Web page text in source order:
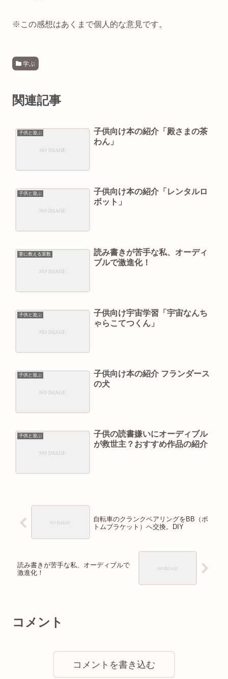
※この感想はあくまで個人的な意見です。
学ぶ
関連記事
子供と遊ぶ
子供向け本の紹介「殿さまの茶
わん」
子供と遊ぶ
子供向け本の紹介「レンタルロ
ボット」
妻に教える算数
読み書きが苦手な私、オーディ
ブルで激進化！
子供と遊ぶ
子供向け宇宙学習「宇宙なんち
ゃらこてつくん」
子供と遊ぶ
子供向け本の紹介 フランダース
の犬
子供と遊ぶ
子供の読書嫌いにオーディブル
が救世主？おすすめ作品の紹介
自転車のクランクベアリングをBB（ボ
トムブラケット）へ交換。DIY
読み書きが苦手な私、オーディブルで
激進化！
コメント
コメントを書き込む